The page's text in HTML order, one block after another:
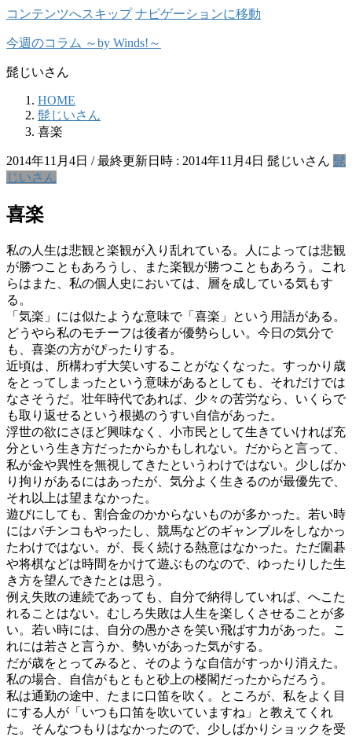
コンテンツへスキップ ナビゲーションに移動
今週のコラム ～by Winds!～
髭じいさん
HOME
髭じいさん
喜楽
2014年11月4日 / 最終更新日時 : 2014年11月4日 髭じいさん 髭
じいさん
喜楽
私の人生は悲観と楽観が入り乱れている。人によっては悲観
が勝つこともあろうし、また楽観が勝つこともあろう。これ
らはまた、私の個人史においては、層を成している気もす
る。
「気楽」には似たような意味で「喜楽」という用語がある。
どうやら私のモチーフは後者が優勢らしい。今日の気分で
も、喜楽の方がぴったりする。
近頃は、所構わず大笑いすることがなくなった。すっかり歳
をとってしまったという意味があるとしても、それだけでは
なさそうだ。壮年時代であれば、少々の苦労なら、いくらで
も取り返せるという根拠のうすい自信があった。
浮世の欲にさほど興味なく、小市民として生きていければ充
分という生き方だったからかもしれない。だからと言って、
私が金や異性を無視してきたというわけではない。少しばか
り拘りがあるにはあったが、気分よく生きるのが最優先で、
それ以上は望まなかった。
遊びにしても、割合金のかからないものが多かった。若い時
にはパチンコもやったし、競馬などのギャンブルをしなかっ
たわけではない。が、長く続ける熱意はなかった。ただ圍碁
や将棋などは時間をかけて遊ぶものなので、ゆったりした生
き方を望んできたとは思う。
例え失敗の連続であっても、自分で納得していれば、へこた
れることはない。むしろ失敗は人生を楽しくさせることが多
い。若い時には、自分の愚かさを笑い飛ばす力があった。こ
れには若さと言うか、勢いがあった気がする。
だが歳をとってみると、そのような自信がすっかり消えた。
私の場合、自信がもともと砂上の楼閣だったからだろう。
私は通勤の途中、たまに口笛を吹く。ところが、私をよく目
にする人が「いつも口笛を吹いていますね」と教えてくれ
た。そんなつもりはなかったので、少しばかりショックを受